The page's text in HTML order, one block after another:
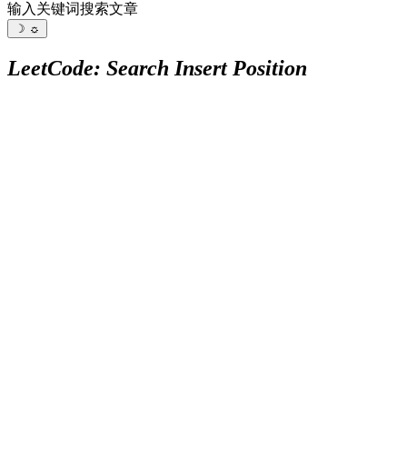
输入关键词搜索文章
☽ ☼
LeetCode: Search Insert Position